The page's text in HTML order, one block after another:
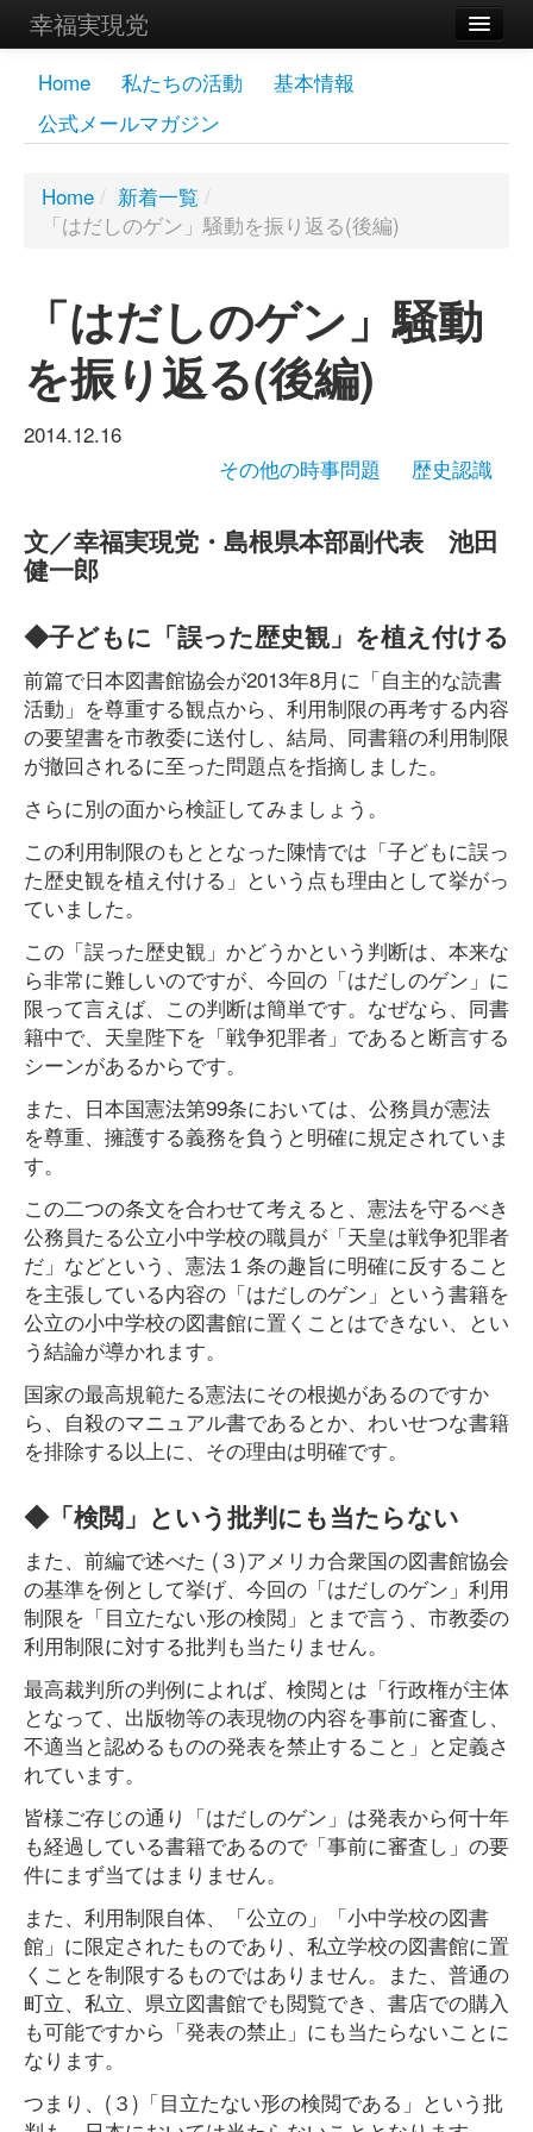
幸福実現党
メンバーズページ
党員
お問い合わせ
Home 私たちの活動
基本情報
公式メールマガジン
Home / 新着一覧 /
「はだしのゲン」騒動を振り返る(後編)
「はだしのゲン」騒動
を振り返る(後編)
2014.12.16
その他の時事問題
歴史認識
文／幸福実現党・島根県本部副代表 池田
健一郎
◆子どもに「誤った歴史観」を植え付ける
前篇で日本図書館協会が2013年8月に「自主的な読書
活動」を尊重する観点から、利用制限の再考する内容
の要望書を市教委に送付し、結局、同書籍の利用制限
が撤回されるに至った問題点を指摘しました。
さらに別の面から検証してみましょう。
この利用制限のもととなった陳情では「子どもに誤っ
た歴史観を植え付ける」という点も理由として挙がっ
ていました。
この「誤った歴史観」かどうかという判断は、本来な
ら非常に難しいのですが、今回の「はだしのゲン」に
限って言えば、この判断は簡単です。なぜなら、同書
籍中で、天皇陛下を「戦争犯罪者」であると断言する
シーンがあるからです。
また、日本国憲法第99条においては、公務員が憲法
を尊重、擁護する義務を負うと明確に規定されていま
す。
この二つの条文を合わせて考えると、憲法を守るべき
公務員たる公立小中学校の職員が「天皇は戦争犯罪者
だ」などという、憲法１条の趣旨に明確に反すること
を主張している内容の「はだしのゲン」という書籍を
公立の小中学校の図書館に置くことはできない、とい
う結論が導かれます。
国家の最高規範たる憲法にその根拠があるのですか
ら、自殺のマニュアル書であるとか、わいせつな書籍
を排除する以上に、その理由は明確です。
◆「検閲」という批判にも当たらない
また、前編で述べた (３)アメリカ合衆国の図書館協会
の基準を例として挙げ、今回の「はだしのゲン」利用
制限を「目立たない形の検閲」とまで言う、市教委の
利用制限に対する批判も当たりません。
最高裁判所の判例によれば、検閲とは「行政権が主体
となって、出版物等の表現物の内容を事前に審査し、
不適当と認めるものの発表を禁止すること」と定義さ
れています。
皆様ご存じの通り「はだしのゲン」は発表から何十年
も経過している書籍であるので「事前に審査し」の要
件にまず当てはまりません。
また、利用制限自体、「公立の」「小中学校の図書
館」に限定されたものであり、私立学校の図書館に置
くことを制限するものではありません。また、普通の
町立、私立、県立図書館でも閲覧でき、書店での購入
も可能ですから「発表の禁止」にも当たらないことに
なります。
つまり、(３)「目立たない形の検閲である」という批